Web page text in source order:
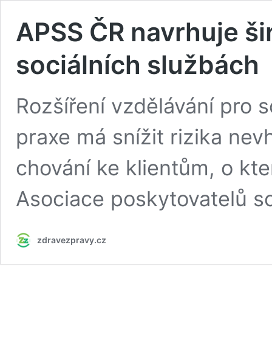
APSS ČR navrhuje
sociálních službách
Rozšíření vzdělávání pro
praxe má snížit rizika
chování ke klientům, o
Asociace poskytovatelů
zdravezpravy.cz